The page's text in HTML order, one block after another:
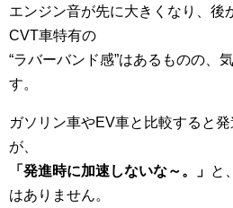
エンジン音が先に大きくなり、後
CVT車特有の
“ラバーバンド感”はあるものの、
す。
ガソリン車やEV車と比較すると
が、
「発進時に加速しないな～。」 と
はありません。